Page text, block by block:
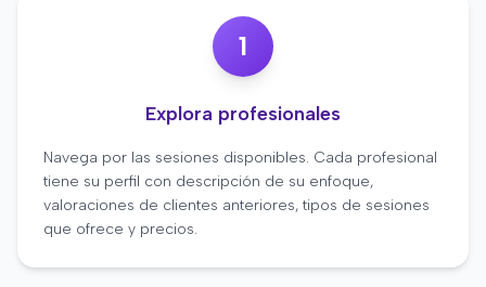
1
Explora profesionales
Navega por las sesiones disponibles. Cada profesional
tiene su perfil con descripción de su enfoque,
valoraciones de clientes anteriores, tipos de sesiones
que ofrece y precios.